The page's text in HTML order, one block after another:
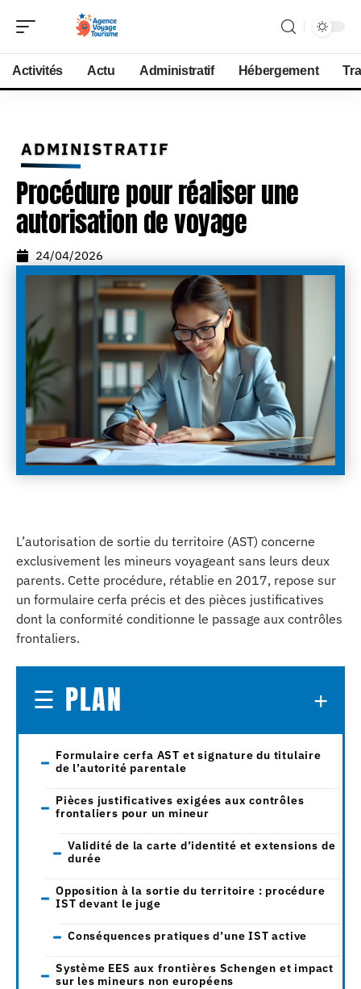
Activités Actu Administratif Hébergement
ADMINISTRATIF
Procédure pour réaliser une
autorisation de voyage
24/04/2026
L’autorisation de sortie du territoire (AST) concerne
exclusivement les mineurs voyageant sans leurs deux
parents. Cette procédure, rétablie en 2017, repose sur
un formulaire cerfa précis et des pièces justificatives
dont la conformité conditionne le passage aux contrôles
frontaliers.
PLAN
Formulaire cerfa AST et signature du titulaire
de l’autorité parentale
Pièces justificatives exigées aux contrôles
frontaliers pour un mineur
Validité de la carte d’identité et extensions de
durée
Opposition à la sortie du territoire : procédure
IST devant le juge
Conséquences pratiques d’une IST active
Système EES aux frontières Schengen et impact
sur les mineurs non européens